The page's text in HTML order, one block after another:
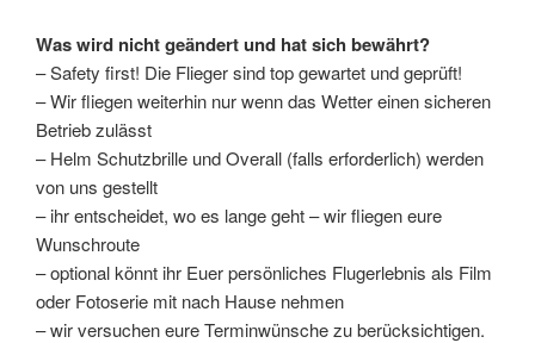
Was wird nicht geändert und hat sich bewährt?
– Safety first! Die Flieger sind top gewartet und geprüft!
– Wir fliegen weiterhin nur wenn das Wetter einen sicheren
Betrieb zulässt
– Helm Schutzbrille und Overall (falls erforderlich) werden
von uns gestellt
– ihr entscheidet, wo es lange geht – wir fliegen eure
Wunschroute
– optional könnt ihr Euer persönliches Flugerlebnis als Film
oder Fotoserie mit nach Hause nehmen
– wir versuchen eure Terminwünsche zu berücksichtigen.